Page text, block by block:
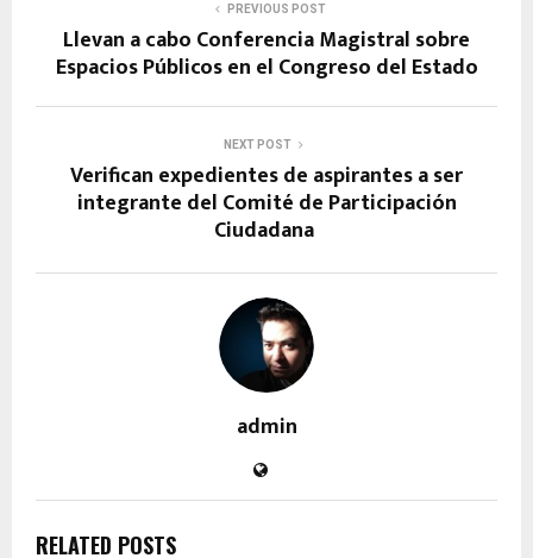
PREVIOUS POST
Llevan a cabo Conferencia Magistral sobre
Espacios Públicos en el Congreso del Estado
NEXT POST
Verifican expedientes de aspirantes a ser
integrante del Comité de Participación
Ciudadana
admin
RELATED POSTS